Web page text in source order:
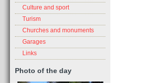
Culture and sport
Turism
Churches and monuments
Garages
Links
Photo of the day